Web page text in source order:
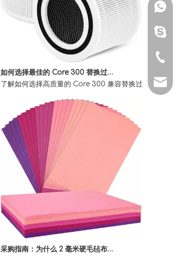
了解如何选择高质量的 Core 300 兼容替换过滤器。了解
了解为什么优质 2 毫米硬毡织物片材正在成为全球批发
Skype
电话：
电子邮